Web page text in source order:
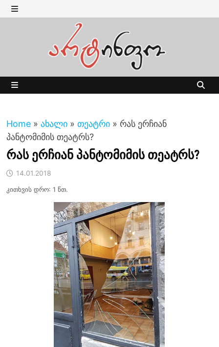
Skip
to MENU
Home » ახალი » თეატრი » რას ერჩიან
პანტომიმის თეატრს?
რას ერჩიან პანტომიმის თეატრს?
14.01.2018
კითხვის დრო: 1 წთ.